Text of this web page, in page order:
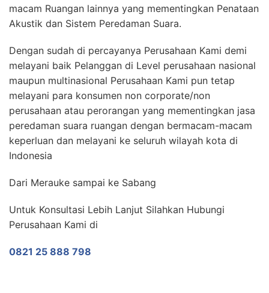
macam Ruangan lainnya yang mementingkan Penataan
Akustik dan Sistem Peredaman Suara.
Dengan sudah di percayanya Perusahaan Kami demi
melayani baik Pelanggan di Level perusahaan nasional
maupun multinasional Perusahaan Kami pun tetap
melayani para konsumen non corporate/non
perusahaan atau perorangan yang mementingkan jasa
peredaman suara ruangan dengan bermacam-macam
keperluan dan melayani ke seluruh wilayah kota di
Indonesia
Dari Merauke sampai ke Sabang
Untuk Konsultasi Lebih Lanjut Silahkan Hubungi
Perusahaan Kami di
0821 25 888 798